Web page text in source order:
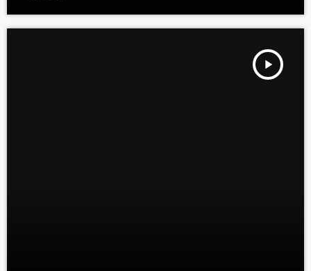
LÉLEGZET - VIKTÓRIA ÉLETMÓDMAGAZINJA play_arrow